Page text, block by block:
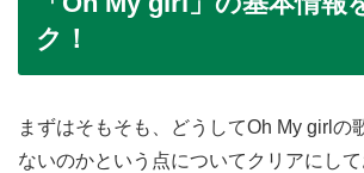
ク！
まずはそもそも、どうしてOh My girlの
ないのかという点についてクリアにして